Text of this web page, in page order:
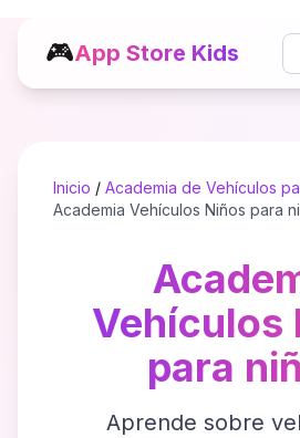
🎮App Store Kids
Inicio / Academia de Vehículos
Academia Vehículos Niños para
Vehículos
para
Aprende sobre